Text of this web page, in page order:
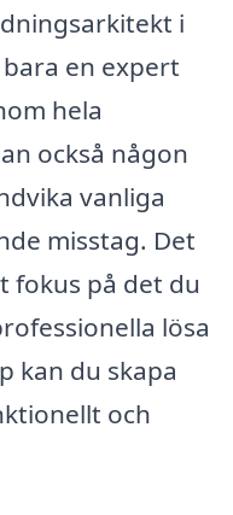
i
en expert
hela
också någon
vanliga
misstag. Det
fokus på det du
lösa
kan du skapa
och